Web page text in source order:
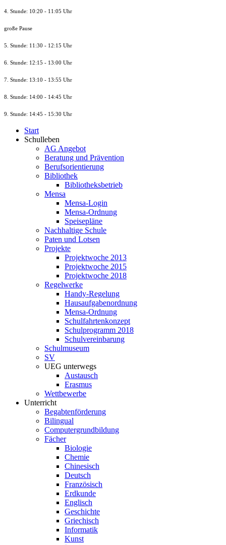
4. Stunde: 10:20 - 11:05 Uhr
große Pause
5. Stunde: 11:30 - 12:15 Uhr
6. Stunde: 12:15 - 13:00 Uhr
7. Stunde: 13:10 - 13:55 Uhr
8. Stunde: 14:00 - 14:45 Uhr
9. Stunde: 14:45 - 15:30 Uhr
Start
Schulleben
AG Angebot
Beratung und Prävention
Berufsorientierung
Bibliothek
Bibliotheksbetrieb
Mensa
Mensa-Login
Mensa-Ordnung
Speisepläne
Nachhaltige Schule
Paten und Lotsen
Projekte
Projektwoche 2013
Projektwoche 2015
Projektwoche 2018
Regelwerke
Handy-Regelung
Hausaufgabenordnung
Mensa-Ordnung
Schulfahrtenkonzept
Schulprogramm 2018
Schulvereinbarung
Schulmuseum
SV
UEG unterwegs
Austausch
Erasmus
Wettbewerbe
Unterricht
Begabtenförderung
Bilingual
Computergrundbildung
Fächer
Biologie
Chemie
Chinesisch
Deutsch
Französisch
Erdkunde
Englisch
Geschichte
Griechisch
Informatik
Kunst